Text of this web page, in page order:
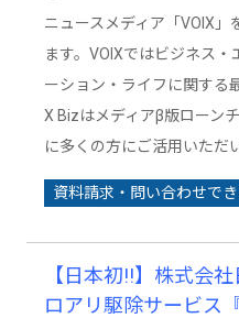
ニュースメディア「VOIX」
ます。VOIXではビジネス・
ーション・ライフに関する
X Bizはメディアβ版ローン
に多くの方にご活用いただ
資料請求・問い合わせで
【日本初!!】株式会
ロアリ駆除サービス